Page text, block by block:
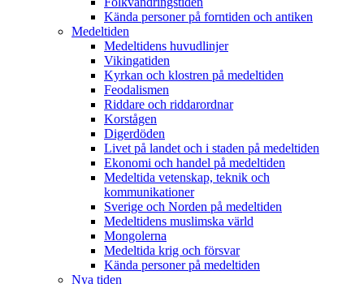
Kända personer på forntiden och antiken
Medeltiden
Medeltidens huvudlinjer
Vikingatiden
Kyrkan och klostren på medeltiden
Feodalismen
Riddare och riddarordnar
Korstågen
Digerdöden
Livet på landet och i staden på medeltiden
Ekonomi och handel på medeltiden
Medeltida vetenskap, teknik och
kommunikationer
Sverige och Norden på medeltiden
Medeltidens muslimska värld
Mongolerna
Medeltida krig och försvar
Kända personer på medeltiden
Nya tiden